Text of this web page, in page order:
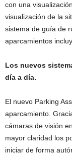
con una
visualización de la
sistema de guía de
aparcamientos
Los nuevos
día a día.
El nuevo Parking
aparcamiento.
cámaras de visión
mayor claridad los
iniciar de forma